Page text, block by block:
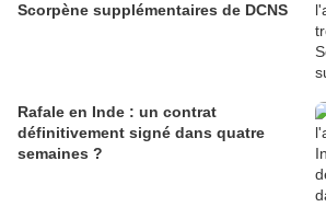
Scorpène supplémentaires de DCNS
Rafale en Inde : un contrat
définitivement signé dans quatre
semaines ?